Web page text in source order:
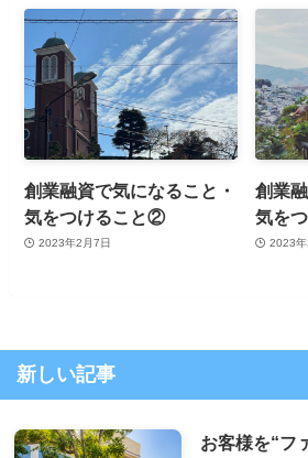
創業融資で気になること・
気をつけること②
2023年2月7日
創業
気を
2023年
新しい記事
お客様を“フ